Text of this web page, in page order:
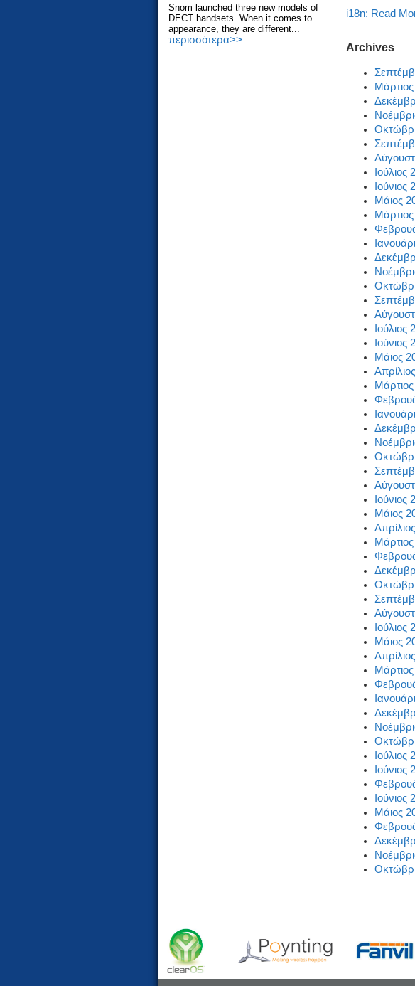
Snom launched three new models of
DECT handsets. When it comes to
appearance, they are different...
περισσότερα>>
i18n: Read
Archives
Ιούλιος
Ιούνιος
Μάιος
Ιούλιος
Ιούνιος
Μάιος
Ιούνιος
Μάιος
Ιούλιος
Μάιος
Ιούλιος
Ιούνιος
Ιούνιος
Μάιος